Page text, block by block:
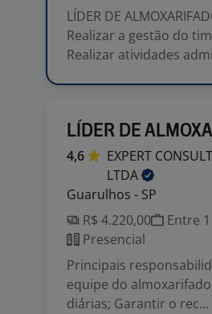
LÍDER DE
Realizar a gestão do
Realizar atividades
LÍDER DE
4,6
EXPERT
LTDA
Guarulhos - SP
R$ 4.220,00
Entre
Presencial
Principais
equipe do
diárias; Garantir o rec...